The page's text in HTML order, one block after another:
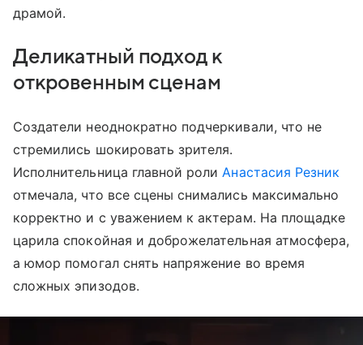
драмой.
Деликатный подход к
откровенным сценам
Создатели неоднократно подчеркивали, что не
стремились шокировать зрителя.
Исполнительница главной ролиАнастасия Резник
отмечала, что все сцены снимались максимально
корректно и с уважением к актерам. На площадке
царила спокойная и доброжелательная атмосфера,
а юмор помогал снять напряжение во время
сложных эпизодов.